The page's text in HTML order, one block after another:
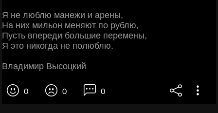
Я не люблю манежи и арены,
На них мильон меняют по рублю,
Пусть впереди большие перемены,
Я это никогда не полюблю.
Владимир Высоцкий
0 0 0